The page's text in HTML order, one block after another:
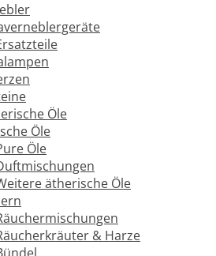
Öle
Öle
Öle
ätherische Öle
& Harze